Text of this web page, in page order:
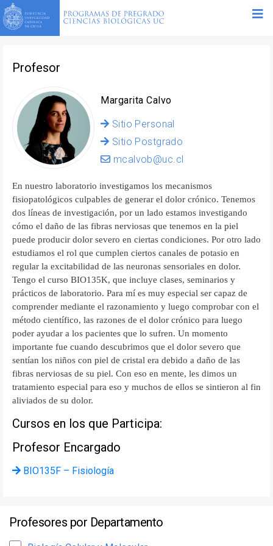
Profesor
Margarita Calvo
Sitio Personal
Sitio Postgrado
mcalvob@uc.cl
En nuestro laboratorio investigamos los mecanismos
fisiopatológicos culpables de generar el dolor crónico. Tenemos
dos líneas de investigación, por un lado estamos investigando
cómo el daño de las fibras nerviosas que tenemos en la piel
puede producir dolor severo en ciertas condiciones. Por otro lado
estudiamos el rol que cumplen ciertos canales de potasio en
regular la excitabilidad de las neuronas sensoriales en dolor.
Tengo el curso BIO135K, que incluye clases, seminarios y
prácticos de laboratorio. Para mí es muy especial ser capaz de
comprender mediante el razonamiento y luego comprobar con el
método científico, las razones de el dolor crónico para luego
poder ayudar a los pacientes que lo sufren. Un momento
importante fue cuando descubrimos que el dolor severo que
sentían los niños con piel de cristal era debido a daño de las
fibras nerviosas de su piel. Con eso en mente, les dimos un
tratamiento especial para eso y muchos de ellos se sintieron al fin
aliviados de su dolor.
Cursos en los que Participa:
Profesor Encargado
BIO135F – Fisiología
Profesores por Departamento